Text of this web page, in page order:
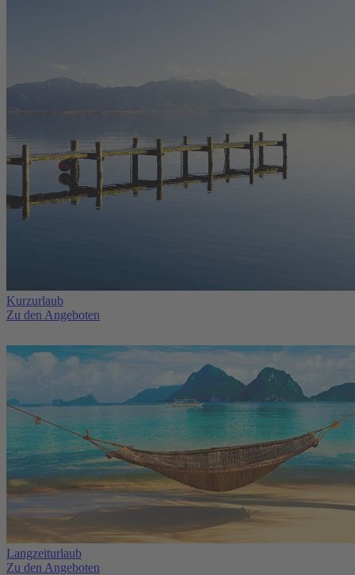
Kurzurlaub
Zu den Angeboten
Langzeiturlaub
Zu den Angeboten